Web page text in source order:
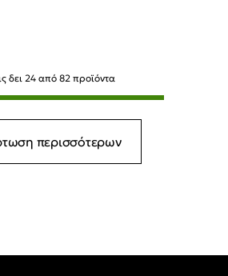
δει 24 από 82 προϊόντα
περισσότερων